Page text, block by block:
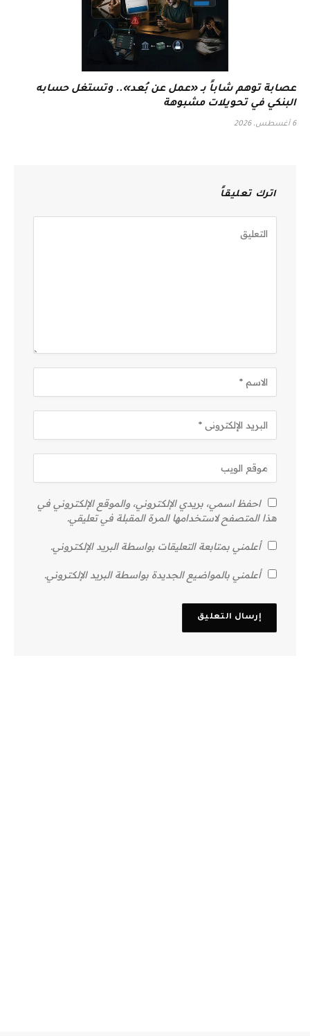
عصابة توهم شاباً بـ «عمل عن بُعد».. وتستغل حسابه
البنكي في تحويلات مشبوهة
6 أغسطس، 2026
اترك تعليقاً
احفظ اسمي، بريدي الإلكتروني، والموقع الإلكتروني في
هذا المتصفح لاستخدامها المرة المقبلة في تعليقي.
أعلمني بمتابعة التعليقات بواسطة البريد الإلكتروني.
أعلمني بالمواضيع الجديدة بواسطة البريد الإلكتروني.